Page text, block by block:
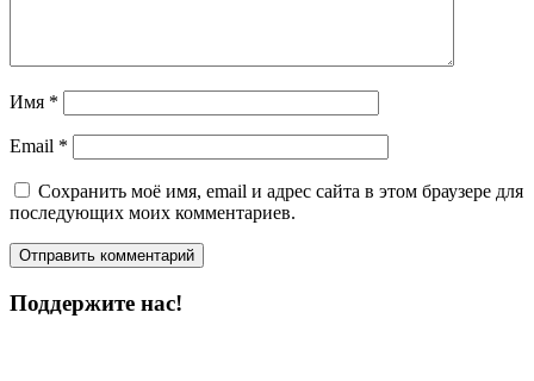
Имя *
Email *
Сохранить моё имя, email и адрес сайта в этом браузере для
последующих моих комментариев.
Поддержите нас!